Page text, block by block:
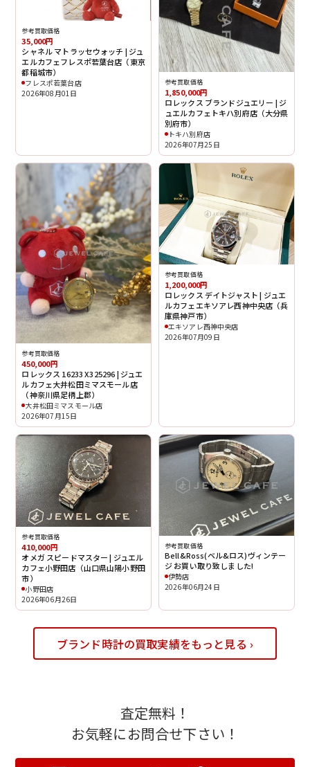
参考買取価格
35,000円
シャネル マトラッセウォッチ | ジュ
エルカフェフレスポ若葉台店（東京
都稲城市）
フレスポ若葉台店
2026年08月01日
参考買取価格
1,850,000円
ロレックス ブランドジュエリー | ジ
ュエルカフェトキハ別府店（大分県
別府市）
トキハ別府店
2026年07月25日
参考買取価格
450,000円
ロレックス 16233 X325296 | ジュエ
ルカフェ大井松田ミマスモール店
（神奈川県足柄上郡）
大井松田ミマスモール店
2026年07月15日
参考買取価格
1,200,000円
ロレックス デイトジャスト | ジュエ
ルカフェエキソアレ西神中央店（兵
庫県神戸市）
エキソアレ西神中央店
2026年07月09日
参考買取価格
410,000円
オメガ スピードマスター | ジュエル
カフェ小野田店（山口県山陽小野田
市）
小野田店
2026年06月26日
参考買取価格
Bell&Ross(ベル&ロス)ヴィンテー
ジ お買い取り致しました!
伊勢店
2026年06月24日
ブランド時計の買取実績をもっと見る ›
査定無料！
お気軽にお問合せ下さい！